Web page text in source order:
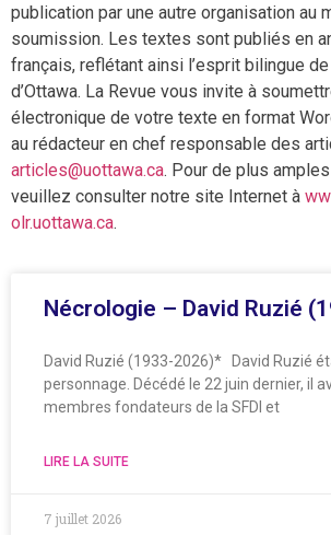
publication par une autre organisation au
soumission. Les textes sont publiés en
français, reflétant ainsi l’esprit bilingue de
d’Ottawa. La Revue vous invite à
électronique de votre texte en format
au rédacteur en chef responsable des
articles@uottawa.ca. Pour de plus
veuillez consulter notre site Internet à
olr.uottawa.ca.
Nécrologie – David Ruzié
David Ruzié (1933-2026)* David Ruzié
personnage. Décédé le 22 juin dernier, il
membres fondateurs de la SFDI et
LIRE LA SUITE
7 juillet 2026